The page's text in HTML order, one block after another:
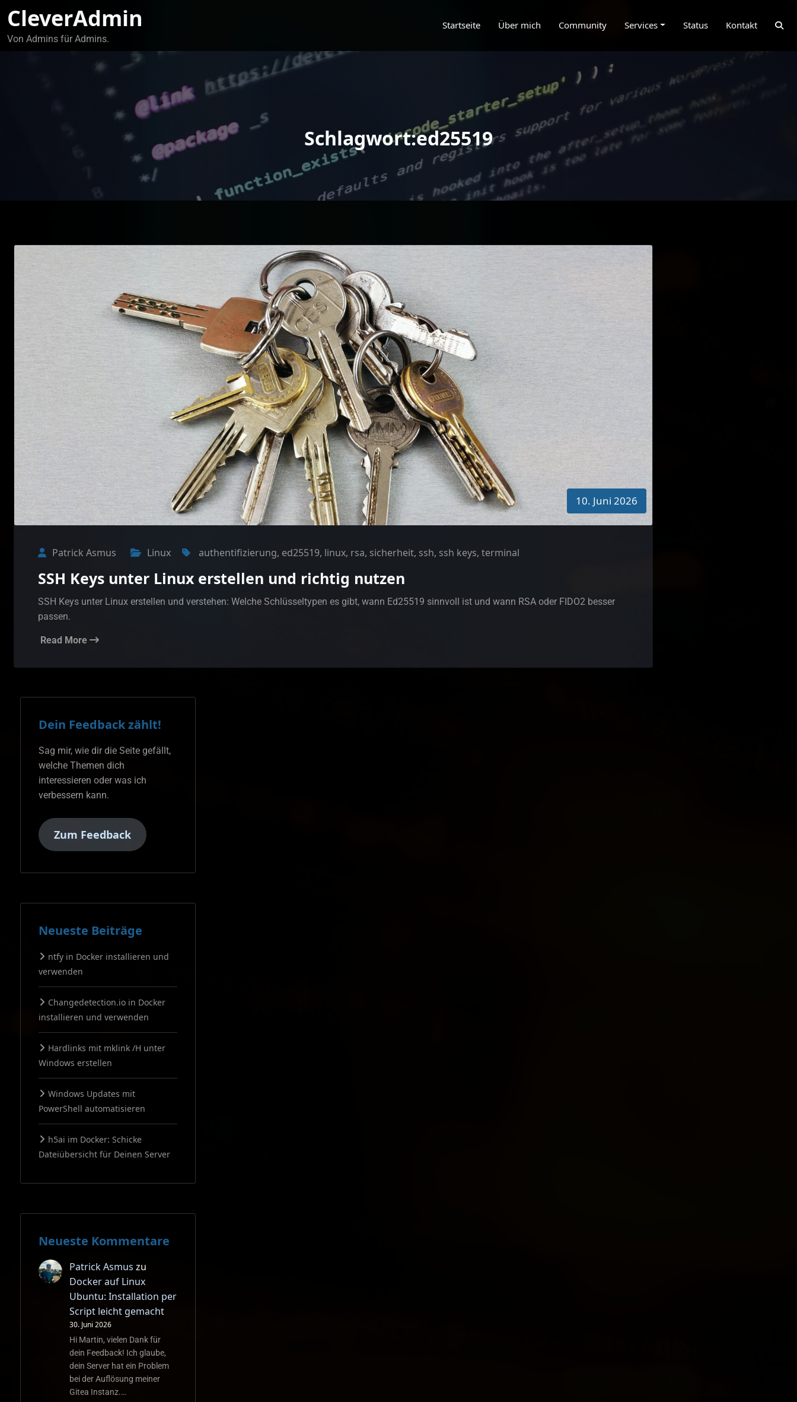
Inhalt
springen
CleverAdmin
Von Admins für Admins.
Startseite Über mich Community Services Status Kontakt
Schlagwort:ed25519
10. Juni 2026
Patrick Asmus Linux authentifizierung, ed25519, linux, rsa, sicherheit, ssh, ssh keys, terminal
SSH Keys unter Linux erstellen und richtig nutzen
SSH Keys unter Linux erstellen und verstehen: Welche Schlüsseltypen es gibt, wann Ed25519 sinnvoll ist und wann RSA oder FIDO2 besser
passen.
Read More
Dein Feedback zählt!
Sag mir, wie dir die Seite gefällt,
welche Themen dich
interessieren oder was ich
verbessern kann.
Zum Feedback
Neueste Beiträge
ntfy in Docker installieren und
verwenden
Changedetection.io in Docker
installieren und verwenden
Hardlinks mit mklink /H unter
Windows erstellen
Windows Updates mit
PowerShell automatisieren
h5ai im Docker: Schicke
Dateiübersicht für Deinen Server
Neueste Kommentare
Patrick Asmus zu
Docker auf Linux
Ubuntu: Installation per
Script leicht gemacht
30. Juni 2026
Hi Martin, vielen Dank für
dein Feedback! Ich glaube,
dein Server hat ein Problem
bei der Auflösung meiner
Gitea Instanz.…